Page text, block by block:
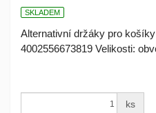
SKLADEM
Alternativní držáky pro
4002556673819 Velikosti:
ks